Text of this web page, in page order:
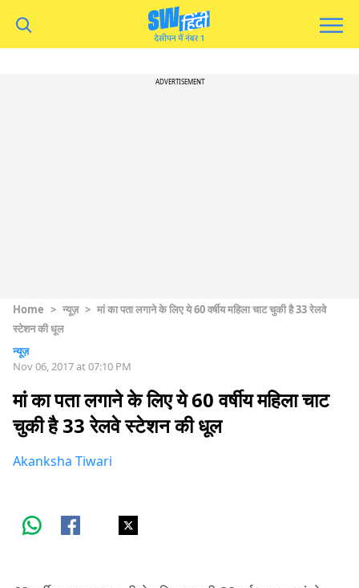
ADVERTISEMENT
Home > न्यूज़ > मां का पता लगाने के लिए ये 60 वर्षीय महिला चाट चुकी है 33 रेलवे
स्टेशन की धूल
न्यूज़
Nov 06, 2017 at 07:10 PM
मां का पता लगाने के लिए ये 60 वर्षीय महिला चाट
चुकी है 33 रेलवे स्टेशन की धूल
Akanksha Tiwari